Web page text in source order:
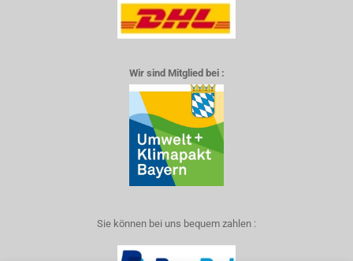
Wir sind Mitglied bei :
Sie können bei uns bequem zahlen :